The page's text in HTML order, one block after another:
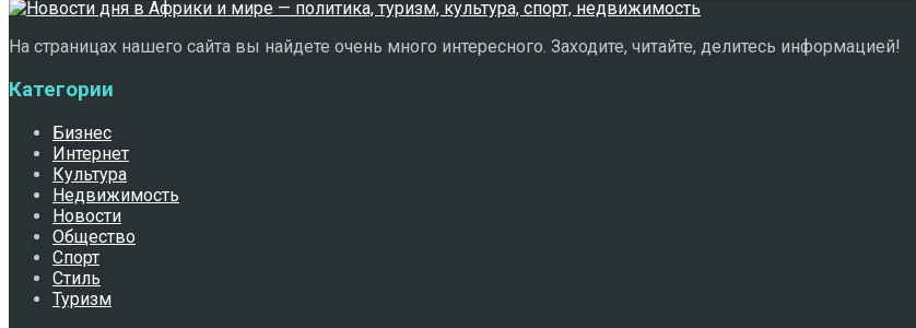
На страницах нашего сайта вы найдете очень много интересного. Заходите, читайте, делитесь информацией!
Категории
Бизнес
Интернет
Культура
Недвижимость
Новости
Общество
Спорт
Стиль
Туризм